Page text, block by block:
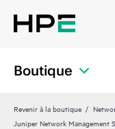
Boutique
Revenir à la boutique
Juniper Network Management